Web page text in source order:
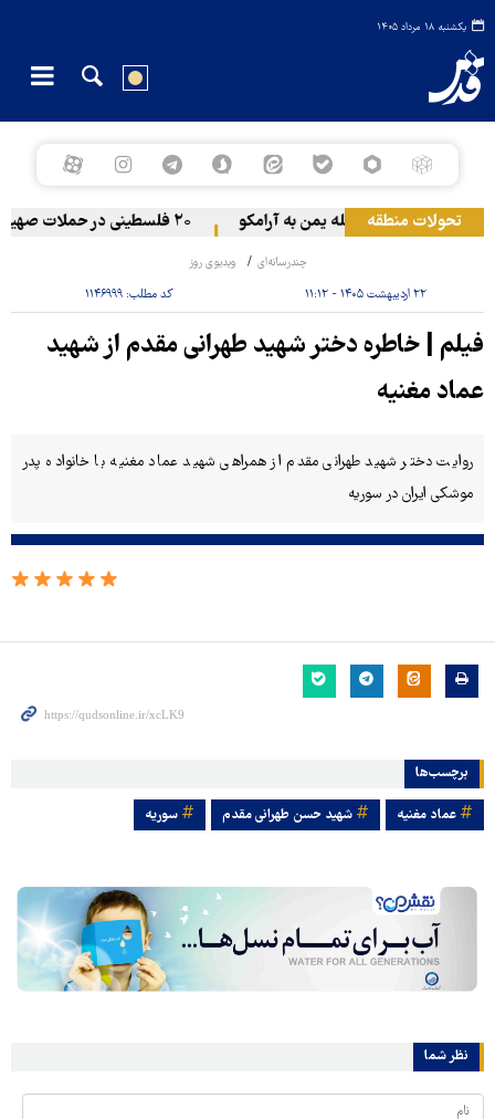
یکشنبه ۱۸ مرداد ۱۴۰۵
تحولات منطقهحمله یمن به آرامکو ۲۰ فلسطینی در حملات صهیونیست‌ها و شهرک‌نشینان در کرانه باختری زخمی شدند
چندرسانه‌ای ویدیوی روز
۲۲ اردیبهشت ۱۴۰۵ - ۱۱:۱۲ کد مطلب: ۱۱۴۶۹۹۹
فیلم | خاطره دختر شهید طهرانی مقدم از شهید
عماد مغنیه
روایت دختر شهید طهرانی مقدم از همراهی شهید عماد مغنیه با خانواده پدر
موشکی ایران در سوریه
برچسب‌ها
عماد مغنیه شهید حسن طهرانی مقدم سوریه
نظر شما